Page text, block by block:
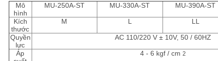
Mô
hình
MU-250A-ST MU-330A-ST MU-390A-ST
Kích
thước
M L LL
Quyền
lực
AC 110/220 V ± 10V, 50 / 60HZ
Áp
4 - 6 kgf / cm 2